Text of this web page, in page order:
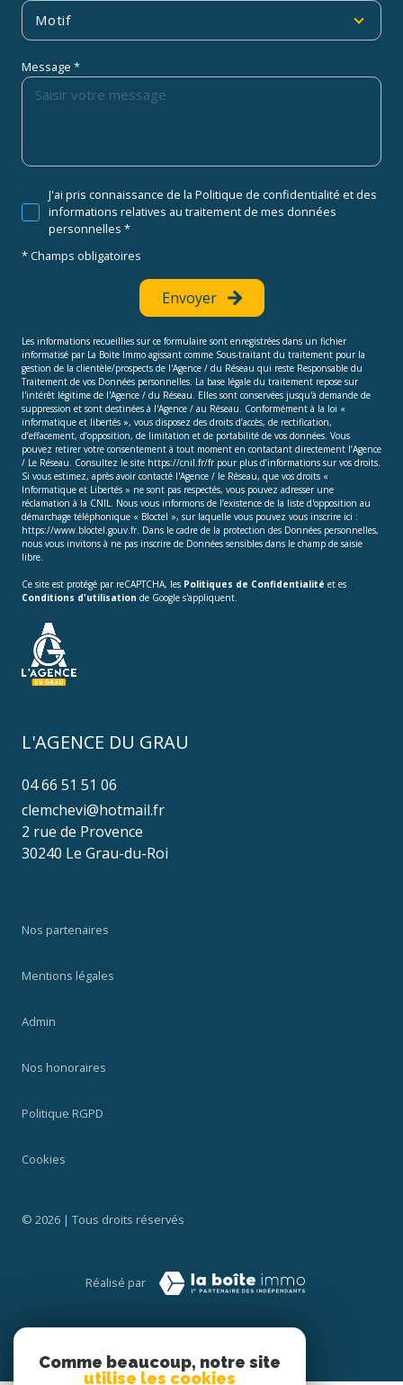
Motif
Message *
J'ai pris connaissance de la Politique de confidentialité et des
informations relatives au traitement de mes données
personnelles *
* Champs obligatoires
Envoyer
Les informations recueillies sur ce formulaire sont enregistrées dans un fichier
informatisé par La Boite Immo agissant comme Sous-traitant du traitement pour la
gestion de la clientèle/prospects de l'Agence / du Réseau qui reste Responsable du
Traitement de vos Données personnelles. La base légale du traitement repose sur
l'intérêt légitime de l'Agence / du Réseau. Elles sont conservées jusqu'à demande de
suppression et sont destinées à l'Agence / au Réseau. Conformément à la loi «
informatique et libertés », vous disposez des droits d’accès, de rectification,
d’effacement, d’opposition, de limitation et de portabilité de vos données. Vous
pouvez retirer votre consentement à tout moment en contactant directement l’Agence
/ Le Réseau. Consultez le site https://cnil.fr/frpour plus d’informations sur vos droits.
Si vous estimez, après avoir contacté l'Agence / le Réseau, que vos droits «
Informatique et Libertés » ne sont pas respectés, vous pouvez adresser une
réclamation à la CNIL. Nous vous informons de l’existence de la liste d'opposition au
démarchage téléphonique « Bloctel », sur laquelle vous pouvez vous inscrire ici :
https://www.bloctel.gouv.fr. Dans le cadre de la protection des Données personnelles,
nous vous invitons à ne pas inscrire de Données sensibles dans le champ de saisie
libre.
Ce site est protégé par reCAPTCHA, les Politiques de Confidentialité et es
Conditions d'utilisation de Google s'appliquent.
L'AGENCE DU GRAU
04 66 51 51 06
clemchevi@hotmail.fr
2 rue de Provence
30240 Le Grau-du-Roi
Nos partenaires
Mentions légales
Admin
Nos honoraires
Politique RGPD
Cookies
© 2026 | Tous droits réservés
Réalisé par
Comme beaucoup, notre site
utilise les cookies